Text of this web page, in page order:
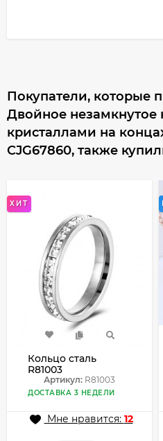
Покупатели, которые
Двойное незамкнутое
кристаллами на
CJG67860, также
ХИТ
Кольцо сталь
R81003
Артикул: R81003
ДОСТАВКА 3 НЕДЕЛИ
Мне нравится: 12